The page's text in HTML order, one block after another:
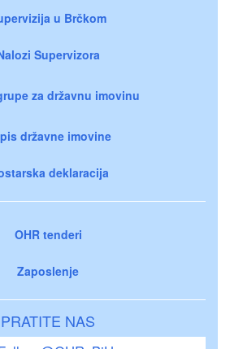
u Brčkom
Supervizora
za državnu imovinu
državne imovine
deklaracija
OHR tenderi
Zaposlenje
PRATITE NAS